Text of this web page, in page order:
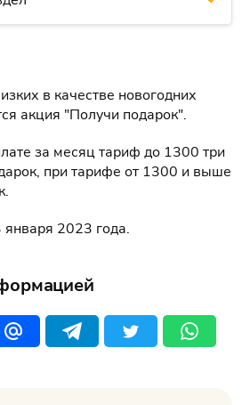
в качестве новогодних
акция "Получи подарок".
за месяц тариф до 1300 три
при тарифе от 1300 и выше
2023 года.